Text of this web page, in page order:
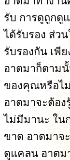
รับ การดูถูกดู
ได้รับรอง ส่ว
รับรองกัน เพี
อาตมาก็ตาม
ของคุณหรือไ
อาตมาจะต้อง
ไม่มีมานะ ใน
ขาด อาตมาจ
ดูแคลน อาตม